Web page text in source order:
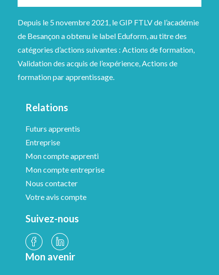
Depuis le 5 novembre 2021, le GIP FTLV de l’académie
de Besançon a obtenu le label Eduform, au titre des
catégories d’actions suivantes : Actions de formation,
Validation des acquis de l’expérience, Actions de
formation par apprentissage.
Relations
Futurs apprentis
Entreprise
Mon compte apprenti
Mon compte entreprise
Nous contacter
Votre avis compte
Suivez-nous
Mon avenir